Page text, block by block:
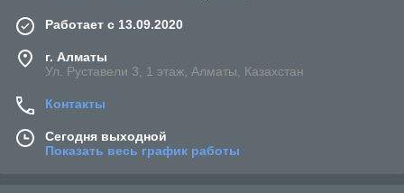
Работает с 13.09.2020
г. Алматы
Ул. Руставели 3, 1 этаж, Алматы, Казахстан
Контакты
Сегодня выходной
Показать весь график работы